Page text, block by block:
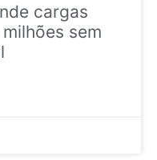
cargas
sem